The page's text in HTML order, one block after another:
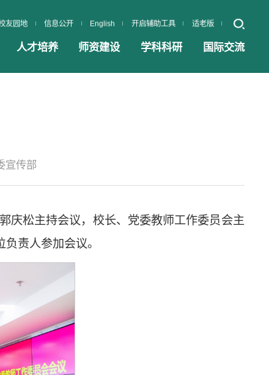
友园地 信息公开 English 开启辅助工具 适老版
人才培养 师资建设 学科科研 国际交流
宣传部
庆松主持会议，校长、党委教师工作委员会主
责人参加会议。